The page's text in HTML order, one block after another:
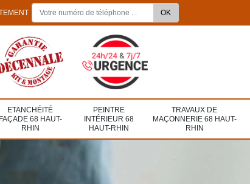
ETANCHÉITÉ
FAÇADE 68 HAUT-
RHIN
PEINTRE
INTÉRIEUR 68
HAUT-RHIN
TRAVAUX DE
MAÇONNERIE 68 HAUT-
RHIN